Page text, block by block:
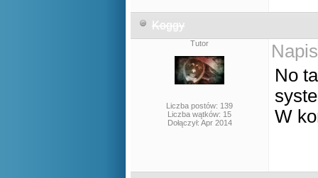
Koggy
Tutor
Liczba postów: 139
Liczba wątków: 15
Dołączył: Apr 2014
No
W